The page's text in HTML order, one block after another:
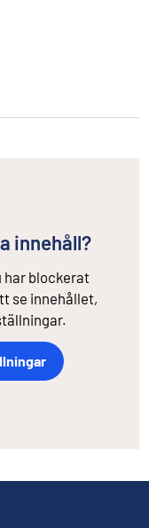
innehåll?
har blockerat
se innehållet,